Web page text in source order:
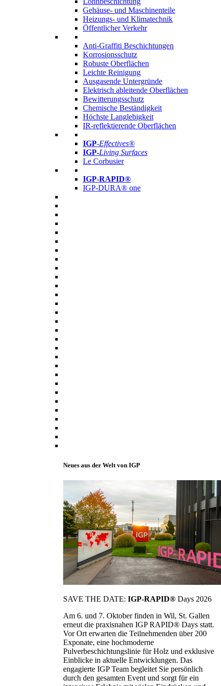
Gehäuse- und Maschinenteile
Heizungs- und Klimatechnik
Öffentlicher Verkehr
Anti-Graffiti Beschichtungen
Korrosionsschutz
Robuste Oberflächen
Leichte Reinigung
Ausgasende Untergründe
Elektrisch ableitende Oberflächen
Bewitterungsschutz
Chemische Beständigkeit
Höchste Langlebigkeit
IR-reflektierende Oberflächen
IGP-Effectives®
IGP-Living Surfaces
Le Corbusier
IGP-RAPID®
IGP-DURA® one
Neues aus der Welt von IGP
SAVE THE DATE: IGP-RAPID® Days 2026
Am 6. und 7. Oktober finden in Wil, St. Gallen
erneut die praxisnahen IGP RAPID® Days statt.
Vor Ort erwarten die Teilnehmenden über 200
Exponate, eine hochmoderne
Pulverbeschichtungslinie für Holz und exklusive
Einblicke in aktuelle Entwicklungen. Das
engagierte IGP Team begleitet Sie persönlich
durch den gesamten Event und sorgt für ein